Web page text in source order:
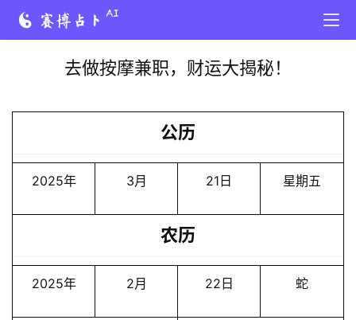
去做按摩兼职，财运大揭秘！
公历
2025年 3月 21日 星期五
农历
2025年 2月 22日 蛇